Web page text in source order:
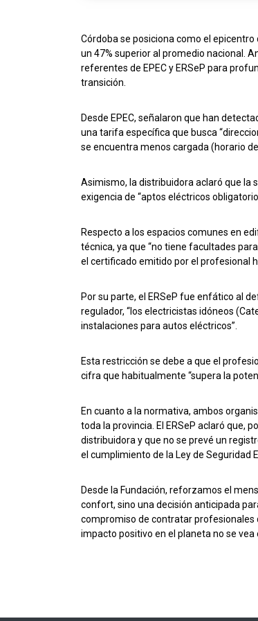
Córdoba se posiciona como el
un 47% superior al promedio nacional.
referentes de EPEC y ERSeP para
transición.
Desde EPEC, señalaron que han
una tarifa específica que busca
se encuentra menos cargada (horario
Asimismo, la distribuidora aclaró que la
exigencia de “aptos eléctricos
Respecto a los espacios comunes en
técnica, ya que “no tiene facultades
el certificado emitido por el profesional
Por su parte, el ERSeP fue enfático al
regulador, “los electricistas idóneos
instalaciones para autos eléctricos”.
Esta restricción se debe a que el
cifra que habitualmente “supera la
En cuanto a la normativa, ambos
toda la provincia. El ERSeP aclaró que,
distribuidora y que no se prevé un
el cumplimiento de la Ley de Seguridad
Desde la Fundación, reforzamos el
confort, sino una decisión anticipada
compromiso de contratar profesionales
impacto positivo en el planeta no se